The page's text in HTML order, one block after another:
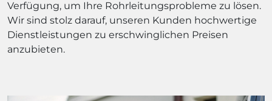
Verfügung, um Ihre Rohrleitungsprobleme zu lösen.
Wir sind stolz darauf, unseren Kunden hochwertige
Dienstleistungen zu erschwinglichen Preisen
anzubieten.